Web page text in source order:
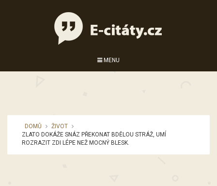
MENU
DOMŮ
ŽIVOT
ZLATO DOKÁŽE SNÁZ PŘEKONAT BDĚLOU STRÁŽ, UMÍ
ROZRAZIT ZDI LÉPE NEŽ MOCNÝ BLESK.